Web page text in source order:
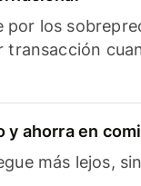
por los
transacción
y ahorra en
más lejos,